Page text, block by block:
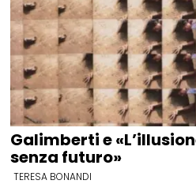
Galimberti e
senza futuro»
TERESA BONANDI